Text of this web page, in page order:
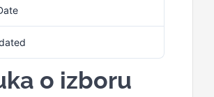
o izboru